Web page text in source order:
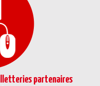
partenaires